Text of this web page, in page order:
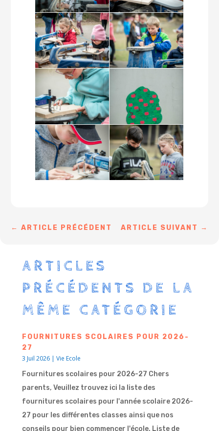
←ARTICLE PRÉCÉDENT ARTICLE SUIVANT →
ARTICLES
PRÉCÉDENTS DE LA
MÊME CATÉGORIE
FOURNITURES SCOLAIRES POUR 2026-
27
3 Juil 2026| Vie Ecole
Fournitures scolaires pour 2026-27 Chers
parents, Veuillez trouvez ici la liste des
fournitures scolaires pour l'année scolaire 2026-
27 pour les différentes classes ainsi que nos
conseils pour bien commencer l'école. Liste de